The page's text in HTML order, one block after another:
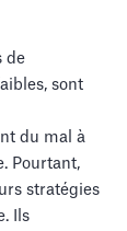
de
sont
du mal à
Pourtant,
stratégies
Ils